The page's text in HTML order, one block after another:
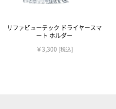
リファビューテック ドライヤースマ
ート ホルダー
￥3,300 [税込]